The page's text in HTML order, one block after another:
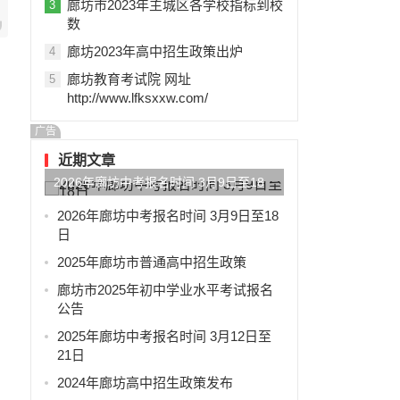
3
廊坊市2023年主城区各学校指标到校
数
4 廊坊2023年高中招生政策出炉
5
廊坊教育考试院 网址
http://www.lfksxxw.com/
广告
近期文章
2026年廊坊中考报名时间 3月9日至18
日
2026年廊坊中考报名时间 3月9日至18
日
2025年廊坊市普通高中招生政策
廊坊市2025年初中学业水平考试报名
公告
2025年廊坊中考报名时间 3月12日至
21日
2024年廊坊高中招生政策发布